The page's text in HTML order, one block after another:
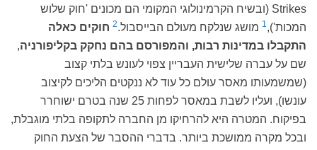
Strikes (ובשיח הקרמינולוגי המקומי הם מכונים 'חוק שלוש
המכות'),1 מושג שנלקח מעולם הבייסבול.2 חוקים כאלה
התקבלו במדינות רבות, והמפורסם בהם נחקק בקליפורניה,
שם על עברה שלישית העבריין צפוי לעונש בלתי קצוב
(שמשמעותו מאסר עולם כל עוד לא ננקטים הליכים לקיצוב
עונשו), ועליו לשבת במאסר לפחות 25 שנה בטרם ישוחרר
בפיקוח. המטרה היא להרחיקו מן החברה לתקופה בלתי מוגבלת,
ובכל מקרה ממושכת ביותר. בדברי ההסבר של הצעת החוק